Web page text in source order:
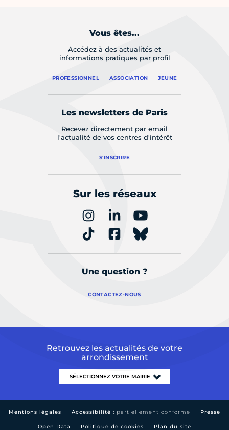
Vous êtes...
Accédez à des actualités et
informations pratiques par profil
PROFESSIONNEL ASSOCIATION JEUNE
Les newsletters de Paris
Recevez directement par email
l'actualité de vos centres d'intérêt
S'INSCRIRE
Sur les réseaux
Une question ?
CONTACTEZ-NOUS
Retrouvez les actualités de votre
arrondissement
Mentions légales Accessibilité : partiellement conforme Presse
Open Data Politique de cookies Plan du site